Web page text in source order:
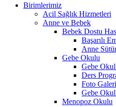
Birimlerimiz
Acil Sağlık Hizmetleri
Anne ve Bebek
Bebek Dostu
Başarılı
Anne
Gebe Okulu
Gebe
Ders
Foto Galeri
Gebe
Menopoz Okulu